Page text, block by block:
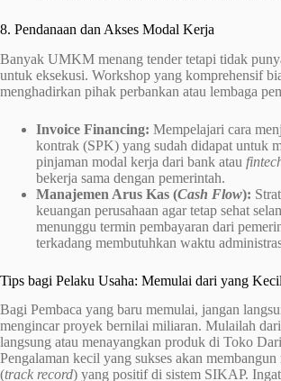
8. Pendanaan dan Akses Modal Kerja
Banyak UMKM menang tender tetapi tidak
untuk eksekusi. Workshop yang komprehensif
menghadirkan pihak perbankan atau lembaga
Invoice Financing: Mempelajari cara
kontrak (SPK) yang sudah didapat untuk
pinjaman modal kerja dari bank atau
bekerja sama dengan pemerintah.
Manajemen Arus Kas (Cash Flow):
keuangan perusahaan agar tetap sehat
menunggu termin pembayaran dari
terkadang membutuhkan waktu
Tips bagi Pelaku Usaha: Memulai dari yang Kecil
Bagi Pembaca yang baru memulai, jangan
mengincar proyek bernilai miliaran. Mulailah
langsung atau menayangkan produk di Toko
Pengalaman kecil yang sukses akan
(track record) yang positif di sistem SIKAP.